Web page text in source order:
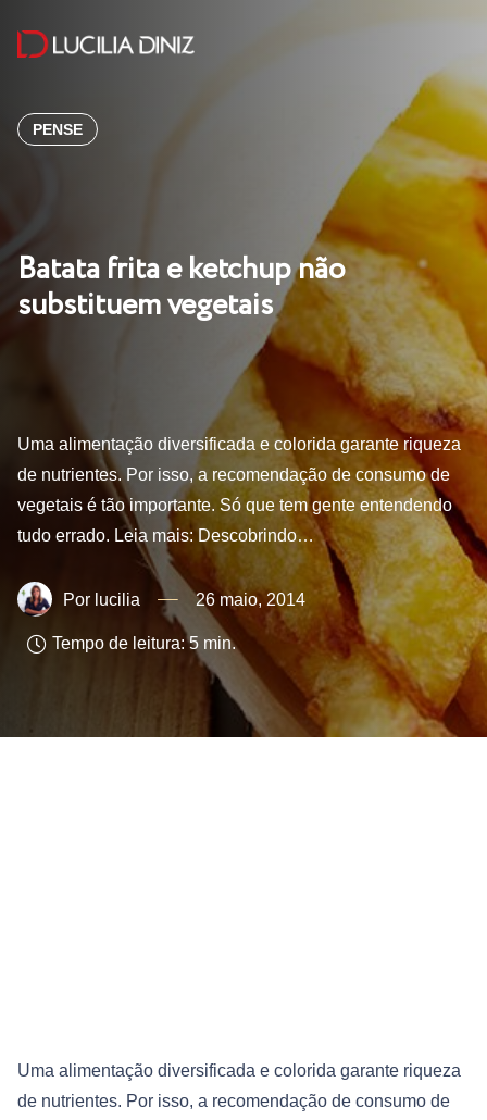
PENSE
Batata frita e ketchup não
substituem vegetais
Uma alimentação diversificada e colorida garante riqueza
de nutrientes. Por isso, a recomendação de consumo de
vegetais é tão importante. Só que tem gente entendendo
tudo errado. Leia mais: Descobrindo…
lucilia 26 maio, 2014
Tempo de leitura: 5 min.
Uma alimentação diversificada e colorida garante riqueza
de nutrientes. Por isso, a recomendação de consumo de